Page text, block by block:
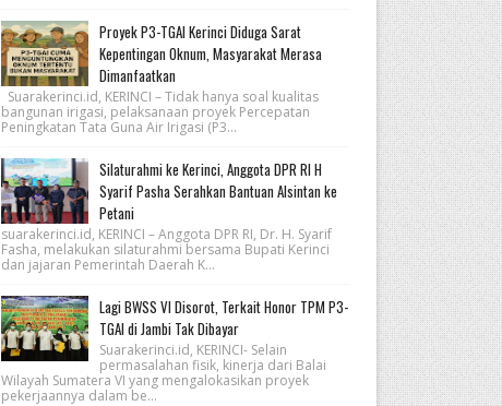
Proyek P3-TGAI Kerinci Diduga Sarat
Kepentingan Oknum, Masyarakat Merasa
Dimanfaatkan
Suarakerinci.id, KERINCI – Tidak hanya soal kualitas
bangunan irigasi, pelaksanaan proyek Percepatan
Peningkatan Tata Guna Air Irigasi (P3...
Silaturahmi ke Kerinci, Anggota DPR RI H
Syarif Pasha Serahkan Bantuan Alsintan ke
Petani
suarakerinci.id, KERINCI – Anggota DPR RI, Dr. H. Syarif
Fasha, melakukan silaturahmi bersama Bupati Kerinci
dan jajaran Pemerintah Daerah K...
Lagi BWSS VI Disorot, Terkait Honor TPM P3-
TGAI di Jambi Tak Dibayar
Suarakerinci.id, KERINCI- Selain
permasalahan fisik, kinerja dari Balai
Wilayah Sumatera VI yang mengalokasikan proyek
pekerjaannya dalam be...